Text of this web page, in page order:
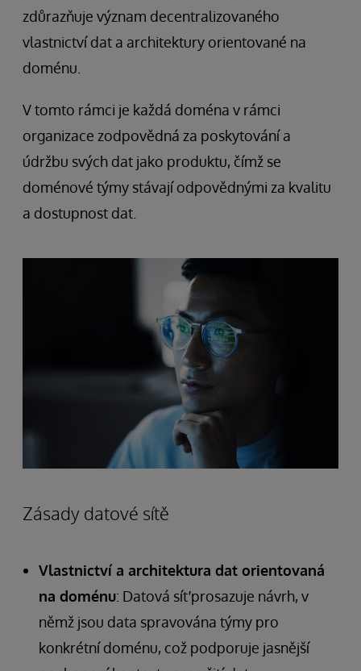
zdůrazňuje význam decentralizovaného
vlastnictví dat a architektury orientované na
doménu.
V tomto rámci je každá doména v rámci
organizace zodpovědná za poskytování a
údržbu svých dat jako produktu, čímž se
doménové týmy stávají odpovědnými za kvalitu
a dostupnost dat.
Zásady datové sítě
Vlastnictví a architektura dat orientovaná
na doménu: Datová síť prosazuje návrh, v
němž jsou data spravována týmy pro
konkrétní doménu, což podporuje jasnější